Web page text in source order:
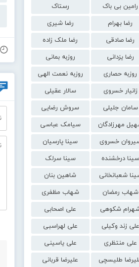
رامین بی باک
رستاک
رضا بهرام
رضا شیری
رضا صادقی
رضا ملک زاده
رضا یزدانی
روزبه بمانی
روزبه حصاری
روزبه نعمت الهی
زانیار خسروی
سالار عقیلی
سامان جلیلی
سروش رضایی
مهرزادگان
سیامک عباسی
خسروی
سینا پارسیان
سینا درخشنده
سینا سرلک
شعبانخانی
شاهین بنان
شهاب رمضان
شهاب مظفری
شکوهی
علی اصحابی
علی زند وکیلی
علی لهراسبی
علی منتظری
علی یاسینی
طلیسچی
علیرضا قربانی